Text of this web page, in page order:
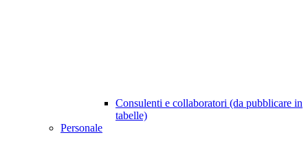
Consulenti e collaboratori (da pubblicare in
tabelle)
Personale